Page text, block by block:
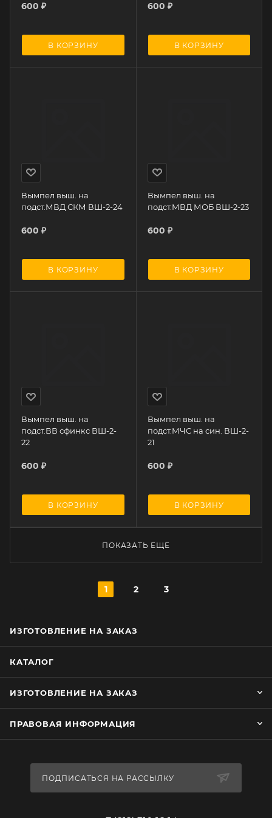
600 ₽
В КОРЗИНУ
600 ₽
В КОРЗИНУ
Вымпел выш. на
подст.МВД СКМ ВШ-2-24
600 ₽
В КОРЗИНУ
Вымпел выш. на
подст.МВД МОБ ВШ-2-23
600 ₽
В КОРЗИНУ
Вымпел выш. на
подст.ВВ сфинкс ВШ-2-
22
600 ₽
В КОРЗИНУ
Вымпел выш. на
подст.МЧС на син. ВШ-2-
21
600 ₽
В КОРЗИНУ
ПОКАЗАТЬ ЕЩЕ
1 2 3
ИЗГОТОВЛЕНИЕ НА ЗАКАЗ
КАТАЛОГ
ИЗГОТОВЛЕНИЕ НА ЗАКАЗ
ПРАВОВАЯ ИНФОРМАЦИЯ
ПОДПИСАТЬСЯ НА РАССЫЛКУ